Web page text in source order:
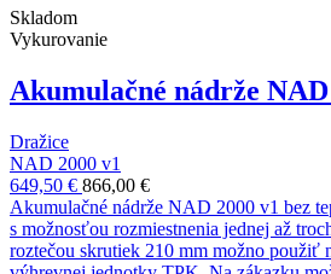
Skladom
Vykurovanie
Akumulačné nádrže NAD
Dražice
NAD 2000 v1
649,50 € 866,00 €
Akumulačné nádrže NAD 2000 v1 bez
s možnosťou rozmiestnenia jednej až
roztečou skrutiek 210 mm možno použiť